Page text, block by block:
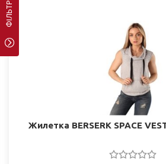
ФІЛЬТР
Жилетка BERSERK SPACE